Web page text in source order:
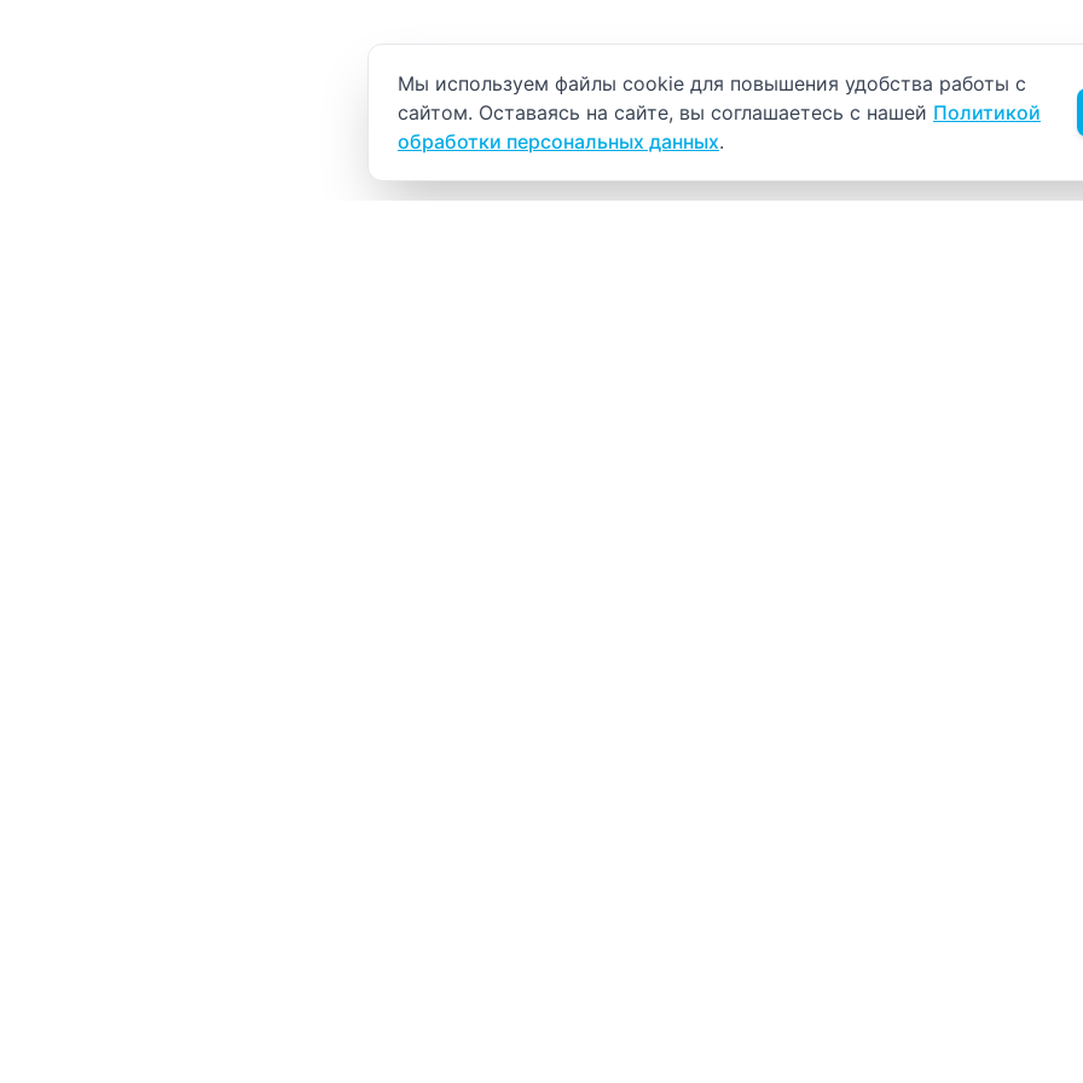
Уведомление об использовании cookie
Мы используем файлы cookie для повышения удобства работы с
сайтом. Оставаясь на сайте, вы соглашаетесь с нашей Политикой
обработки персональных данных.